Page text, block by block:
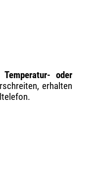
Temperatur- oder
erhalten